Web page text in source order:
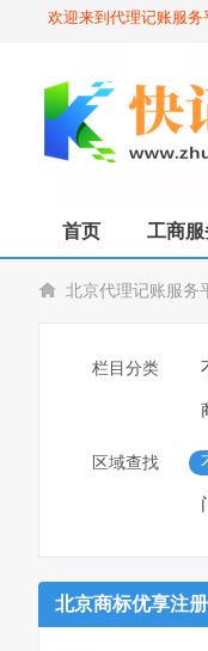
欢迎来到代理记账服务
首页 工商服
北京代理记账服务
栏目分类
区域查找
北京商标优享注